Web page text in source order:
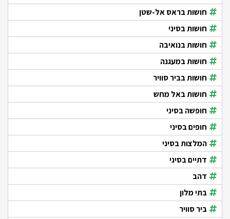
חושות בראס אל-שטן
חושות בסיני
חושות בנואיבה
חושות במעגנה
חושות בביר סוויר
חושות באל מחש
חופשה בסיני
חופים בסיני
המלצות בסיני
דתיים בסיני
דהב
בתי מלון
ביר סוויר